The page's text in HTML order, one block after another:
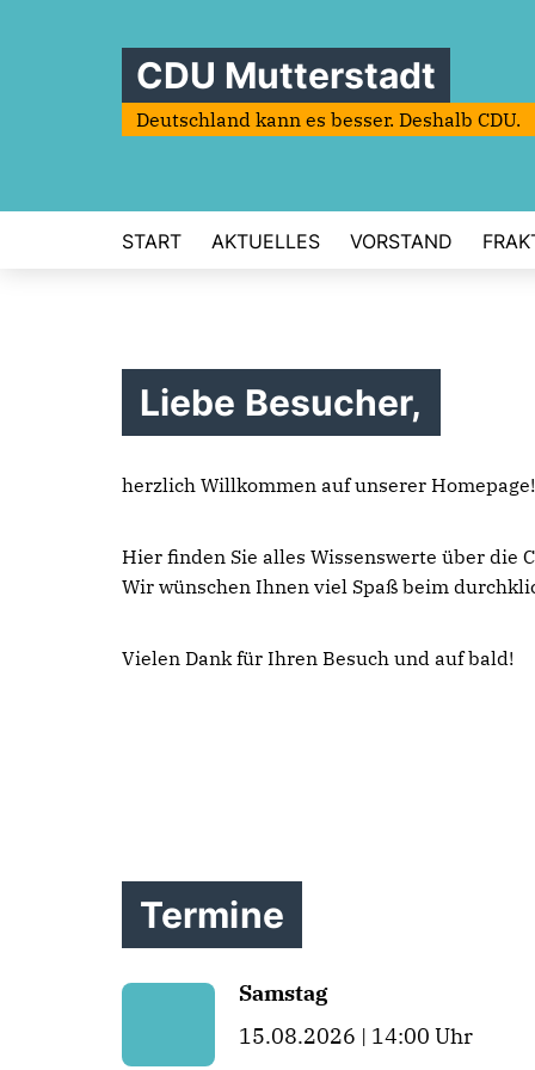
CDU Mutterstadt
Deutschland kann es besser. Deshalb CDU.
START AKTUELLES VORSTAND
Liebe Besucher,
herzlich Willkommen auf unserer Homepage!
Hier finden Sie alles Wissenswerte über die
Wir wünschen Ihnen viel Spaß beim
Vielen Dank für Ihren Besuch und auf bald!
Termine
Samstag
15.08.2026 | 14:00 Uhr